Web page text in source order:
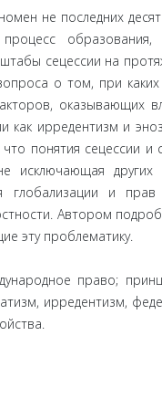
не последних
сецессии на
о том, при
оказывающих
как ирредентизм и
понятия сецессии
исключающая
глобализации и
Автором
эту проблематику.
право;
ирредентизм,